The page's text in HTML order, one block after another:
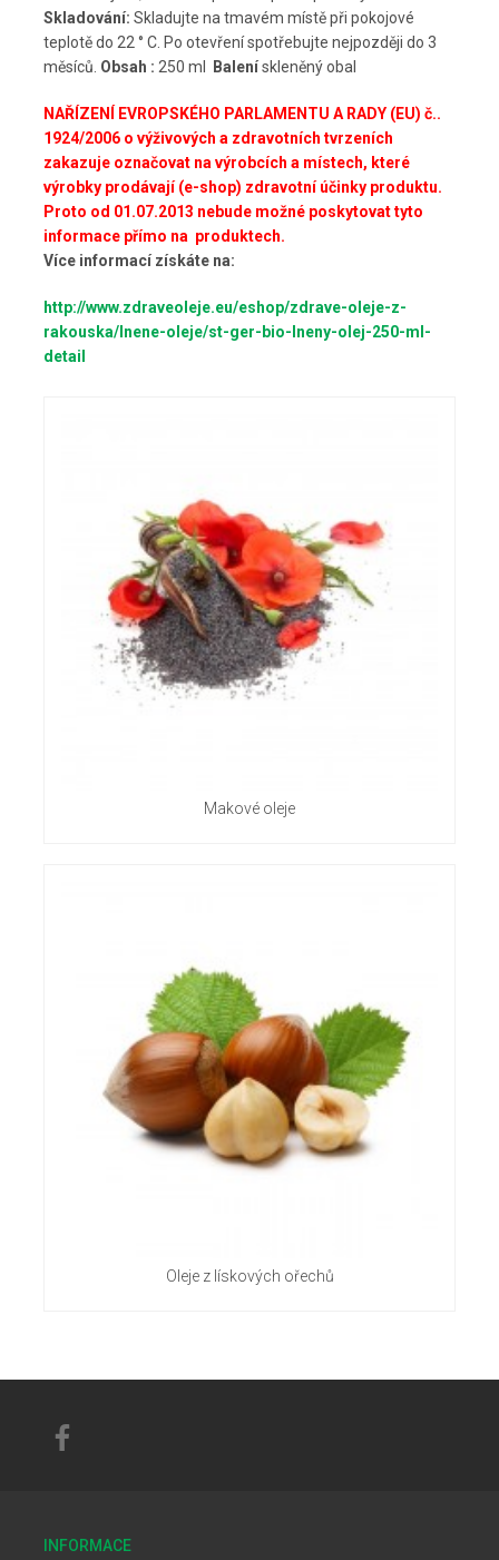
Skladování: Skladujte na tmavém místě při pokojové
teplotě do 22 ° C. Po otevření spotřebujte nejpozději do 3
měsíců. Obsah : 250 ml Balenískleněný obal
NAŘÍZENÍ EVROPSKÉHO PARLAMENTU A RADY (EU) č..
1924/2006 o výživových a zdravotních tvrzeních
zakazuje označovat na výrobcích a místech, které
výrobky prodávají (e-shop) zdravotní účinky produktu.
Proto od 01.07.2013 nebude možné poskytovat tyto
informace přímo na produktech.
Více informací získáte na:
http://www.zdraveoleje.eu/eshop/zdrave-oleje-z-
rakouska/lnene-oleje/st-ger-bio-lneny-olej-250-ml-
detail
Makové oleje
Oleje z lískových ořechů
INFORMACE